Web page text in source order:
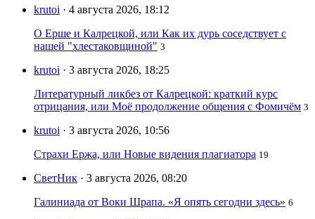
krutoi · 4 августа 2026, 18:12
О Ерше и Калрецкой, или Как их дурь соседствует с
нашей "хлестаковщиной" 3
krutoi · 3 августа 2026, 18:25
Литературный ликбез от Калрецкой: краткий курс
отрицания, или Моё продолжение общения с Фомичём 3
krutoi · 3 августа 2026, 10:56
Страхи Ержа, или Новые видения плагиатора 19
СветНик · 3 августа 2026, 08:20
Галиниада от Воки Шрапа. «Я опять сегодни здесь» 6